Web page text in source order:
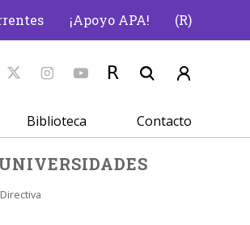
¡Apoyo APA! (R)
Biblioteca Contacto